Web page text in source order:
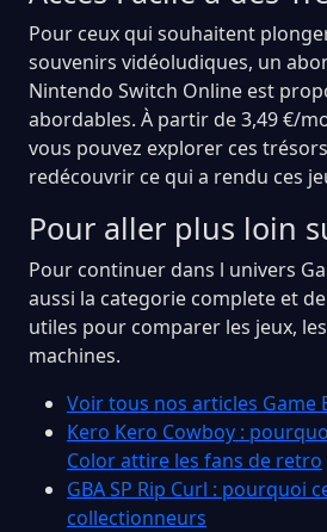
Pour ceux qui souhaitent
souvenirs vidéoludiques, un
Nintendo Switch Online est
abordables. À partir de 3,49 €/
vous pouvez explorer ces
redécouvrir ce qui a rendu ces
Pour aller plus loin
Pour continuer dans l univers
aussi la categorie complete et
utiles pour comparer les jeux,
machines.
Voir tous nos articles Game
Kero Kero Cowboy :
Color attire les fans de retro
GBA SP Rip Curl : pourquoi
collectionneurs